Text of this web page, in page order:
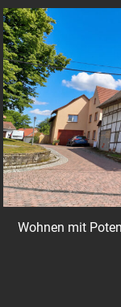
Wohnen mit